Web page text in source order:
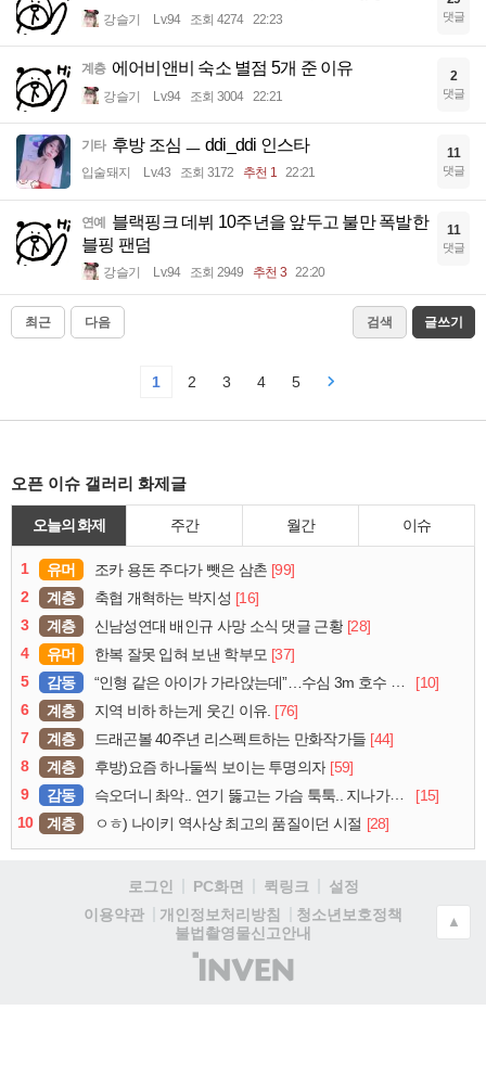
강슬기 Lv.94 조회 4274 22:23 댓글
계층 에어비앤비 숙소 별점 5개 준 이유
강슬기 Lv.94 조회 3004 22:21
2
댓글
기타 후방 조심 ㅡ ddi_ddi 인스타
입술돼지 Lv.43 조회 3172 추천 1 22:21
11
댓글
연예
블랙핑크 데뷔 10주년을 앞두고 불만 폭발한
블핑 팬덤
강슬기 Lv.94 조회 2949 추천 3 22:20
11
댓글
최근 다음 검색 글쓰기
1 2 3 4 5
오픈 이슈 갤러리 화제글
오늘의 화제 주간 월간 이슈
1 유머 조카 용돈 주다가 뺏은 삼촌 [99]
2
계층 축협 개혁하는 박지성 [16]
3
계층 신남성연대 배인규 사망 소식 댓글 근황 [28]
4
유머 한복 잘못 입혀 보낸 학부모 [37]
5
감동 “인형 같은 아이가 가라앉는데”…수심 3m 호수 뛰어든 60대 의인
[10]
6
계층 지역 비하 하는게 웃긴 이유. [76]
7
계층 드래곤볼 40주년 리스펙트하는 만화작가들 [44]
8
계층 후방)요즘 하나둘씩 보이는 투명의자 [59]
9
감동 슥오더니 촤악.. 연기 뚫고는 가슴 툭툭.. 지나가던 아재의 정체
[15]
10
계층 ㅇㅎ) 나이키 역사상 최고의 품질이던 시절 [28]
로그인 PC화면 퀵링크
설정
이용약관
개인정보처리방침
청소년보호정책
불법촬영물신고안내
(주)
인
▲